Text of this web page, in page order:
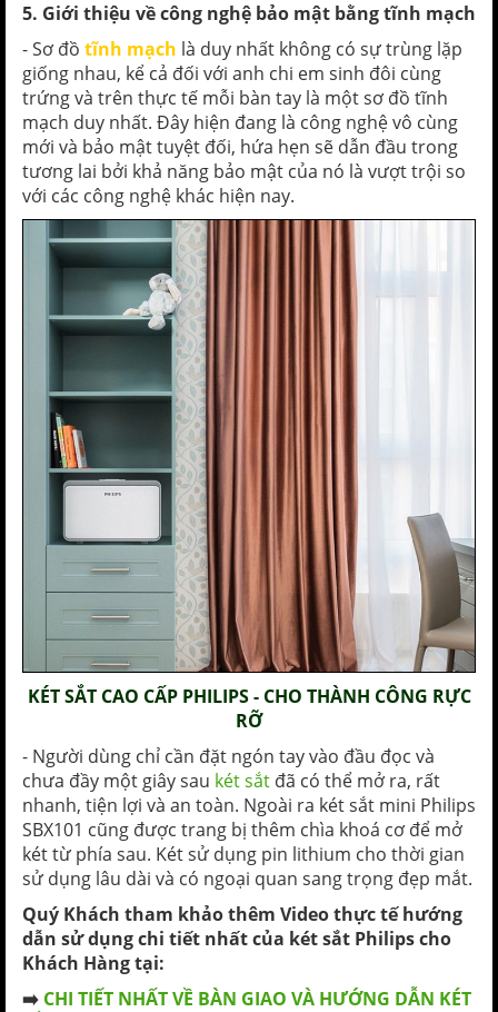
5. Giới thiệu về công nghệ bảo mật bằng tĩnh mạch
- Sơ đồ tĩnh mạch là duy nhất không có sự trùng lặp
giống nhau, kể cả đối với anh chi em sinh đôi cùng
trứng và trên thực tế mỗi bàn tay là một sơ đồ tĩnh
mạch duy nhất. Đây hiện đang là công nghệ vô cùng
mới và bảo mật tuyệt đối, hứa hẹn sẽ dẫn đầu trong
tương lai bởi khả năng bảo mật của nó là vượt trội so
với các công nghệ khác hiện nay.
KÉT SẮT CAO CẤP PHILIPS - CHO THÀNH CÔNG RỰC
RỠ
- Người dùng chỉ cần đặt ngón tay vào đầu đọc và
chưa đầy một giây sau két sắt đã có thể mở ra, rất
nhanh, tiện lợi và an toàn. Ngoài ra két sắt mini Philips
SBX101 cũng được trang bị thêm chìa khoá cơ để mở
két từ phía sau. Két sử dụng pin lithium cho thời gian
sử dụng lâu dài và có ngoại quan sang trọng đẹp mắt.
Quý Khách tham khảo thêm Video thực tế hướng
dẫn sử dụng chi tiết nhất của két sắt Philips cho
Khách Hàng tại:
➡️ CHI TIẾT NHẤT VỀ BÀN GIAO VÀ HƯỚNG DẪN KÉT